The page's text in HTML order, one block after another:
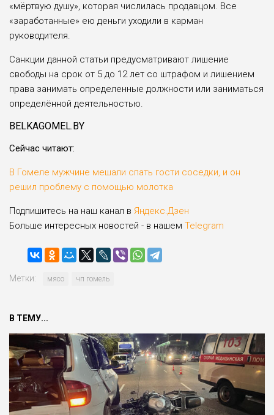
«мёртвую душу», которая числилась продавцом. Все
«заработанные» ею деньги уходили в карман
руководителя.
Санкции данной статьи предусматривают лишение
свободы на срок от 5 до 12 лет со штрафом и лишением
права занимать определенные должности или заниматься
определённой деятельностью.
BELKAGOMEL.BY
Cейчас читают:
В Гомеле мужчине мешали спать гости соседки, и он
решил проблему с помощью молотка
Подпишитесь на наш канал в Яндекс.Дзен
Больше интересных новостей - в нашем Telegram
Метки: мясо чп гомель
В ТЕМУ...